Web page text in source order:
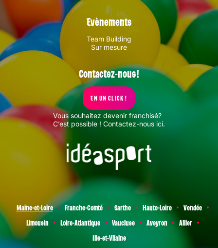
Evènements
Team Building
Sur mesure
Contactez-nous !
EN UN CLICK !
Vous souhaitez devenir franchisé?
C’est possible ! Contactez-nous ici.
Maine-et-Loire Franche-Comté Sarthe Haute-Loire
Vendée
Limousin
Loire-Atlantique Vaucluse Aveyron
Allier
Ille-et-Vilaine